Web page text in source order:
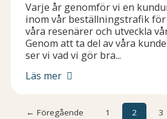
Varje år genomför vi en
inom vår beställningstrafik för
våra resenärer och utveckla
Genom att ta del av våra
ser vi vad vi gör bra...
Läs mer
← Föregående 1 2 3